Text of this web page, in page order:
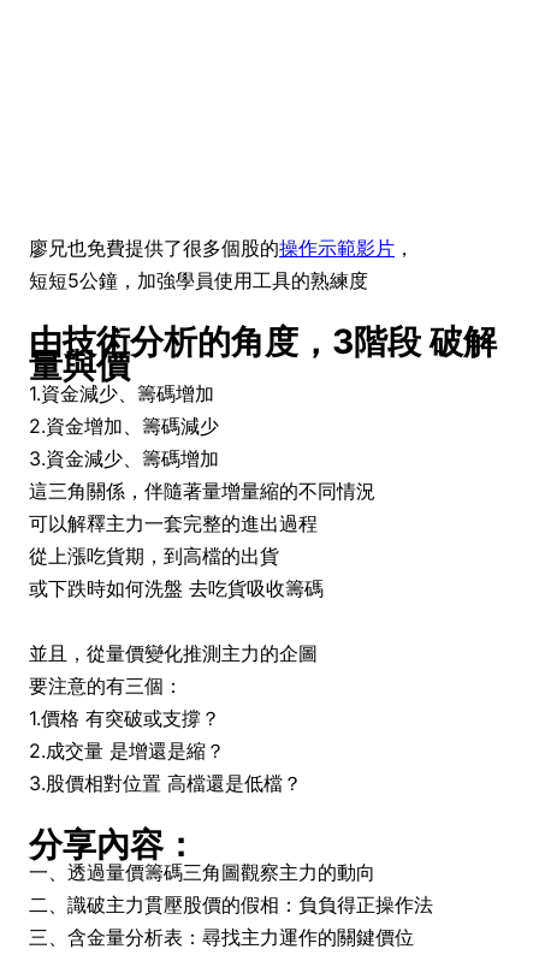
廖兄也免費提供了很多個股的操作示範影片 ，
短短5公鐘， 加強學員使用工具的熟練度
由技術分析的角度，3階段 破解
量與價
1.資金減少、籌碼增加
2.資金增加、籌碼減少
3.資金減少、籌碼增加
這三角關係，伴隨著量增量縮的不同情況
可以解釋主力一套完整的進出過程
從上漲吃貨期，到高檔的出貨
或下跌時如何洗盤 去吃貨吸收籌碼
並且，從量價變化推測主力的企圖
要注意的有三個：
1.價格 有突破或支撐？
2.成交量 是增還是縮？
3.股價相對位置 高檔還是低檔？
分享內容：
一、透過量價籌碼三角圖觀察主力的動向
二、識破主力貫壓股價的假相：負負得正操作法
三、含金量分析表：尋找主力運作的關鍵價位